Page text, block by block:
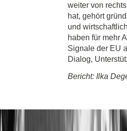
weiter von
hat, gehört
und
haben für mehr
Signale der EU
Dialog,
Bericht: Ilka